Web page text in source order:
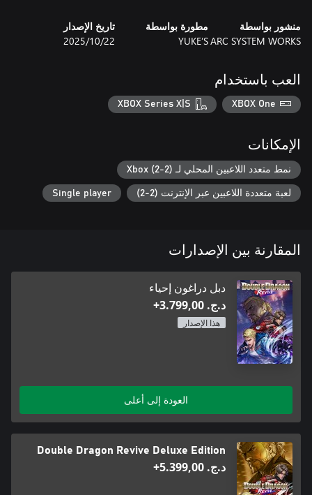
التقط الأسلحة المنتشرة في المراحل واستفد من الحيل الميدانية
لتحقق التفوق في المعركة!
منشور بواسطة
ARC SYSTEM WORKS
مطورة بواسطة
YUKE’S
تاريخ الإصدار
22‏/10‏/2025
العب باستخدام
XBOX One
XBOX Series X|S
الإمكانات
نمط متعدد اللاعبين المحلي لـ Xbox (2-2)
لعبة متعددة اللاعبين عبر الإنترنت (2-2) Single player
المقارنة بين الإصدارات
دبل دراغون إحياء
د.ج.‏ 3.799,00+
هذا الإصدار
العودة إلى أعلى
Double Dragon Revive Deluxe Edition
د.ج.‏ 5.399,00+